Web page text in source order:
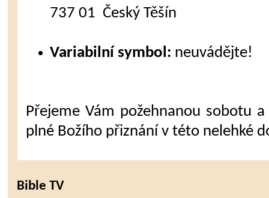
737 01 Český Těšín
Variabilní symbol: neuvádějte!
Přejeme Vám požehnanou sobotu
plné Božího přiznání v této nelehké
Bible TV